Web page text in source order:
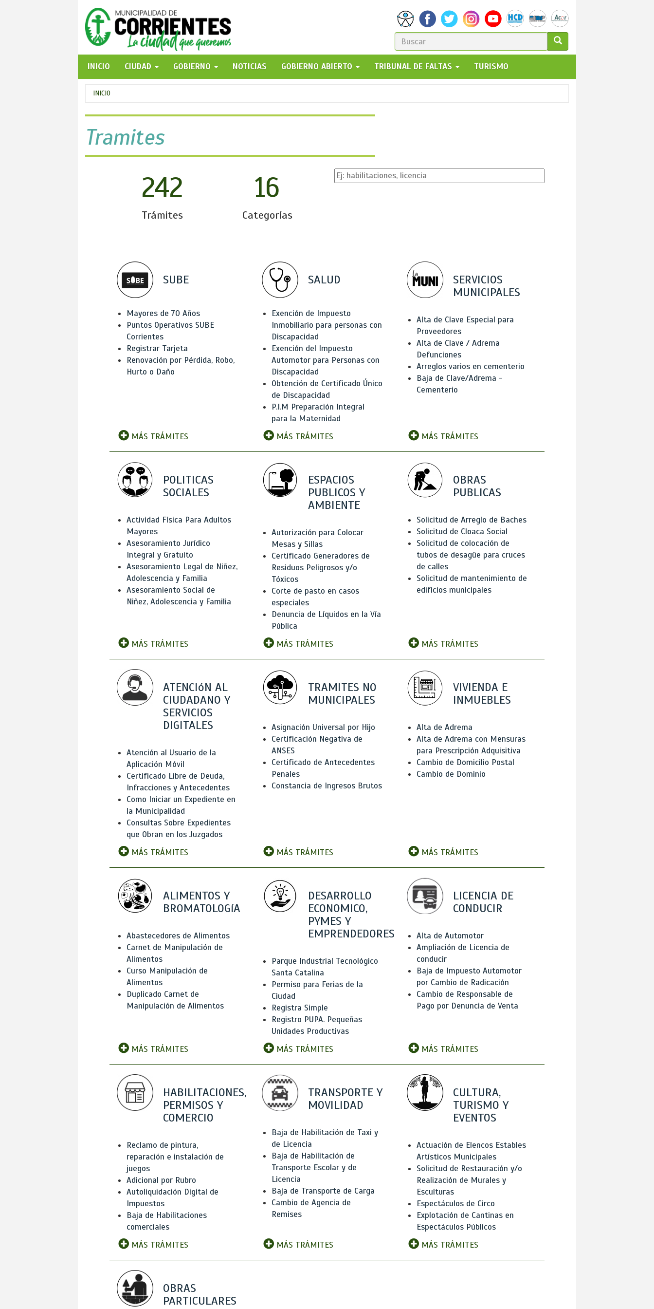
FORMULARIO
DE
BÚSQUEDA
GO!
INICIO
CIUDAD GOBIERNO NOTICIAS GOBIERNO ABIERTO TRIBUNAL DE FALTAS TURISMO
Se
encuentra
usted
aquí
INICIO
Tramites
242
Trámites
16
Categorías
SUBE
Mayores de 70 Años
Puntos Operativos SUBE
Corrientes
Registrar Tarjeta
Renovación por Pérdida, Robo,
Hurto o Daño
MÁS TRÁMITES
SALUD
Exención de Impuesto
Inmobiliario para personas con
Discapacidad
Exención del Impuesto
Automotor para Personas con
Discapacidad
Obtención de Certificado Único
de Discapacidad
P.I.M Preparación Integral
para la Maternidad
MÁS TRÁMITES
SERVICIOS
MUNICIPALES
Alta de Clave Especial para
Proveedores
Alta de Clave / Adrema
Defunciones
Arreglos varios en cementerio
Baja de Clave/Adrema -
Cementerio
MÁS TRÁMITES
POLITICAS
SOCIALES
Actividad Física Para Adultos
Mayores
Asesoramiento Jurídico
Integral y Gratuito
Asesoramiento Legal de Niñez,
Adolescencia y Familia
Asesoramiento Social de
Niñez, Adolescencia y Familia
MÁS TRÁMITES
ESPACIOS
PUBLICOS Y
AMBIENTE
Autorización para Colocar
Mesas y Sillas
Certificado Generadores de
Residuos Peligrosos y/o
Tóxicos
Corte de pasto en casos
especiales
Denuncia de Líquidos en la Vía
Pública
MÁS TRÁMITES
OBRAS
PUBLICAS
Solicitud de Arreglo de Baches
Solicitud de Cloaca Social
Solicitud de colocación de
tubos de desagüe para cruces
de calles
Solicitud de mantenimiento de
edificios municipales
MÁS TRÁMITES
ATENCIóN AL
CIUDADANO Y
SERVICIOS
DIGITALES
Atención al Usuario de la
Aplicación Móvil
Certificado Libre de Deuda,
Infracciones y Antecedentes
Como Iniciar un Expediente en
la Municipalidad
Consultas Sobre Expedientes
que Obran en los Juzgados
MÁS TRÁMITES
TRAMITES NO
MUNICIPALES
Asignación Universal por Hijo
Certificación Negativa de
ANSES
Certificado de Antecedentes
Penales
Constancia de Ingresos Brutos
MÁS TRÁMITES
VIVIENDA E
INMUEBLES
Alta de Adrema
Alta de Adrema con Mensuras
para Prescripción Adquisitiva
Cambio de Domicilio Postal
Cambio de Dominio
MÁS TRÁMITES
ALIMENTOS Y
BROMATOLOGíA
Abastecedores de Alimentos
Carnet de Manipulación de
Alimentos
Curso Manipulación de
Alimentos
Duplicado Carnet de
Manipulación de Alimentos
MÁS TRÁMITES
DESARROLLO
ECONOMICO,
PYMES Y
EMPRENDEDORES
Parque Industrial Tecnológico
Santa Catalina
Permiso para Ferias de la
Ciudad
Registra Simple
Registro PUPA. Pequeñas
Unidades Productivas
MÁS TRÁMITES
LICENCIA DE
CONDUCIR
Alta de Automotor
Ampliación de Licencia de
conducir
Baja de Impuesto Automotor
por Cambio de Radicación
Cambio de Responsable de
Pago por Denuncia de Venta
MÁS TRÁMITES
HABILITACIONES,
PERMISOS Y
COMERCIO
Reclamo de pintura,
reparación e instalación de
juegos
Adicional por Rubro
Autoliquidación Digital de
Impuestos
Baja de Habilitaciones
comerciales
MÁS TRÁMITES
TRANSPORTE Y
MOVILIDAD
Baja de Habilitación de Taxi y
de Licencia
Baja de Habilitación de
Transporte Escolar y de
Licencia
Baja de Transporte de Carga
Cambio de Agencia de
Remises
MÁS TRÁMITES
CULTURA,
TURISMO Y
EVENTOS
Actuación de Elencos Estables
Artísticos Municipales
Solicitud de Restauración y/o
Realización de Murales y
Esculturas
Espectáculos de Circo
Explotación de Cantinas en
Espectáculos Públicos
MÁS TRÁMITES
OBRAS
PARTICULARES